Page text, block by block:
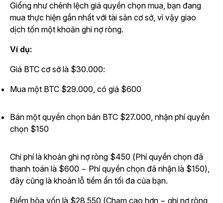
Giống như chênh lệch giá quyền chọn mua, bạn đang
mua thực hiện gần nhất với tài sản cơ sở, vì vậy giao
dịch tốn một khoản ghi nợ ròng.
Ví dụ:
Giá BTC cơ sở là $30.000:
Mua một BTC $29.000, có giá $600
Bán một quyền chọn bán BTC $27.000, nhận phí quyền
chọn $150
Chi phí là khoản ghi nợ ròng $450 (Phí quyền chọn đã
thanh toán là $600 − Phí quyền chọn đã nhận là $150),
đây cũng là khoản lỗ tiềm ẩn tối đa của bạn.
Điểm hòa vốn là $28.550 (Chạm cao hơn − ghi nợ ròng